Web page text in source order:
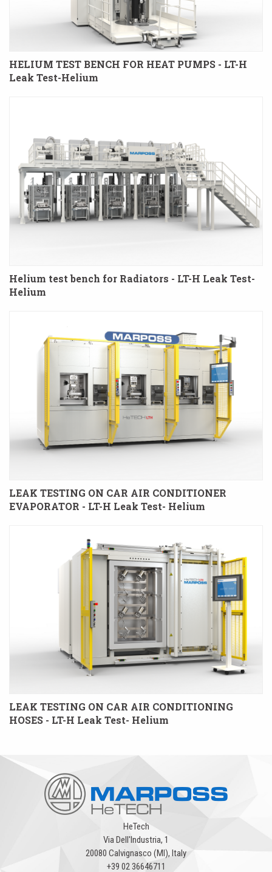
HELIUM TEST BENCH FOR HEAT PUMPS - LT-H
Leak Test-Helium
Helium test bench for Radiators - LT-H Leak Test-
Helium
LEAK TESTING ON CAR AIR CONDITIONER
EVAPORATOR - LT-H Leak Test- Helium
LEAK TESTING ON CAR AIR CONDITIONING
HOSES - LT-H Leak Test- Helium
HeTech
Via Dell'Industria, 1
20080 Calvignasco (MI), Italy
+39 02 36646711